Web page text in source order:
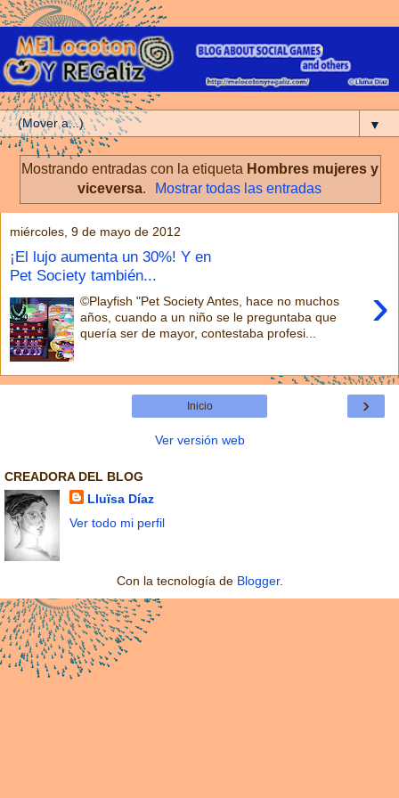
▼
Mostrando entradas con la etiqueta Hombres mujeres y
viceversa. Mostrar todas las entradas
miércoles, 9 de mayo de 2012
¡El lujo aumenta un 30%! Y en
Pet Society también...
›
©Playfish "Pet Society Antes, hace no muchos
años, cuando a un niño se le preguntaba que
quería ser de mayor, contestaba profesi...
›
Inicio
Ver versión web
CREADORA DEL BLOG
Lluïsa Díaz
Ver todo mi perfil
Con la tecnología de Blogger.